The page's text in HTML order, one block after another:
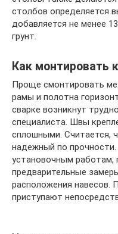
столбов определяется
добавляется не менее
грунт.
Как монтировать
Проще смонтировать
рамы и полотна
сварке возникнут
специалиста. Швы
сплошными. Считается,
надежный по
установочным работам,
предварительные
расположения навесов.
приступают